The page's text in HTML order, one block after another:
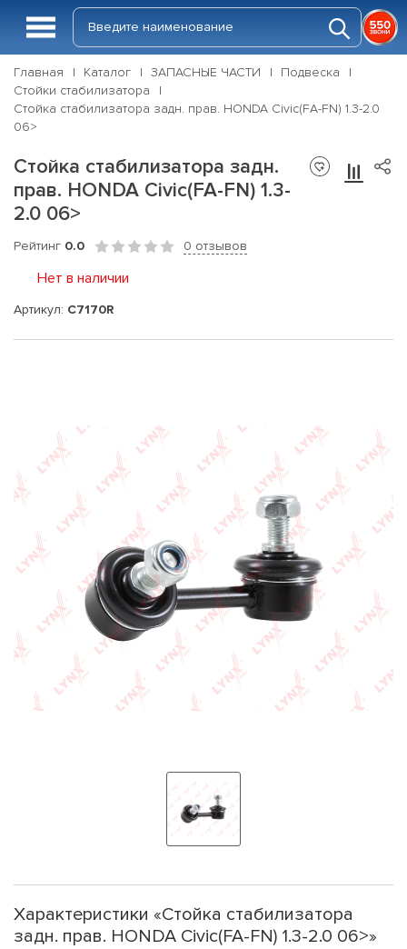
Главная Каталог ЗАПАСНЫЕ ЧАСТИ
Подвеска
Стойки стабилизатора
Стойка стабилизатора задн. прав. HONDA Civic(FA-FN) 1.3-2.0
06>
Стойка стабилизатора задн.
прав. HONDA Civic(FA-FN) 1.3-
2.0 06>
Рейтинг 0.0 0 отзывов
Нет в наличии
Артикул: C7170R
Характеристики «Стойка стабилизатора
задн. прав. HONDA Civic(FA-FN) 1.3-2.0 06>»